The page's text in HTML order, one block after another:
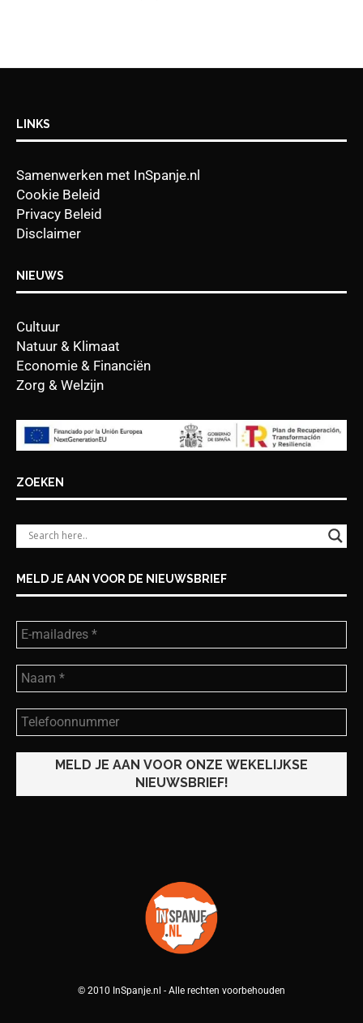
LINKS
Samenwerken met InSpanje.nl
Cookie Beleid
Privacy Beleid
Disclaimer
NIEUWS
Cultuur
Natuur & Klimaat
Economie & Financiën
Zorg & Welzijn
ZOEKEN
MELD JE AAN VOOR DE NIEUWSBRIEF
© 2010 InSpanje.nl - Alle rechten voorbehouden